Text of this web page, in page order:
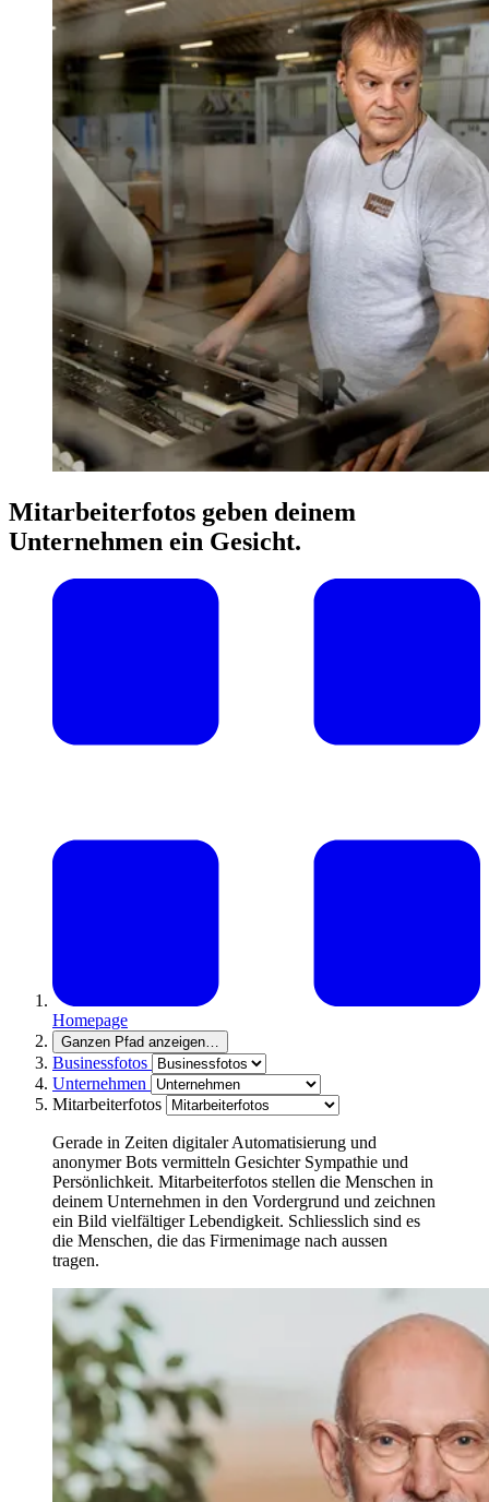
Mitarbeiterfotos geben deinem
Unternehmen ein Gesicht.
Homepage
Ganzen Pfad anzeigen…
Businessfotos
Unternehmen
Mitarbeiterfotos
Gerade in Zeiten digitaler Automatisierung und
anonymer Bots vermitteln Gesichter Sympathie und
Persönlichkeit. Mitarbeiterfotos stellen die Menschen in
deinem Unternehmen in den Vordergrund und zeichnen
ein Bild vielfältiger Lebendigkeit. Schliesslich sind es
die Menschen, die das Firmenimage nach aussen
tragen.